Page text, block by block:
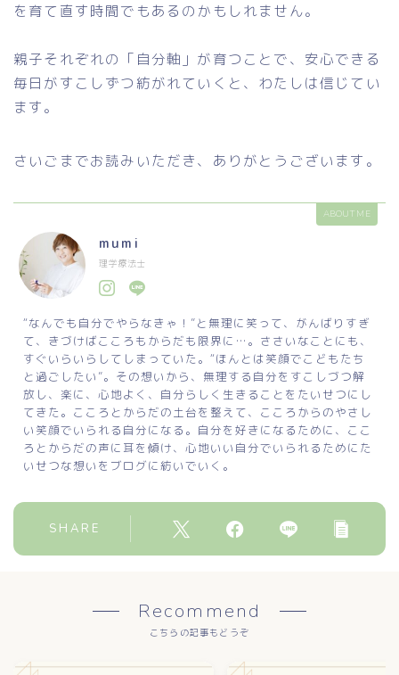
を育て直す時間でもあるのかもしれません。
親子それぞれの「自分軸」が育つことで、安心できる
毎日がすこしずつ紡がれていくと、わたしは信じてい
ます。
さいごまでお読みいただき、ありがとうございます。
ABOUT ME
mumi
理学療法士
“なんでも自分でやらなきゃ！”と無理に笑って、がんばりすぎ
て、きづけばこころもからだも限界に…。ささいなことにも、
すぐいらいらしてしまっていた。“ほんとは笑顔でこどもたち
と過ごしたい”。その想いから、無理する自分をすこしづつ解
放し、楽に、心地よく、自分らしく生きることをたいせつにし
てきた。こころとからだの土台を整えて、こころからのやさし
い笑顔でいられる自分になる。自分を好きになるために、ここ
ろとからだの声に耳を傾け、心地いい自分でいられるためにた
いせつな想いをブログに紡いでいく。
SHARE
Recommend
こちらの記事もどうぞ